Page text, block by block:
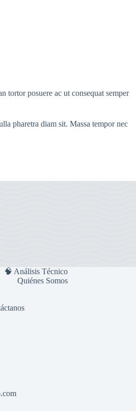
tortor posuere ac ut consequat semper
pharetra diam sit. Massa tempor nec
🧠 Análisis Técnico
Quiénes Somos